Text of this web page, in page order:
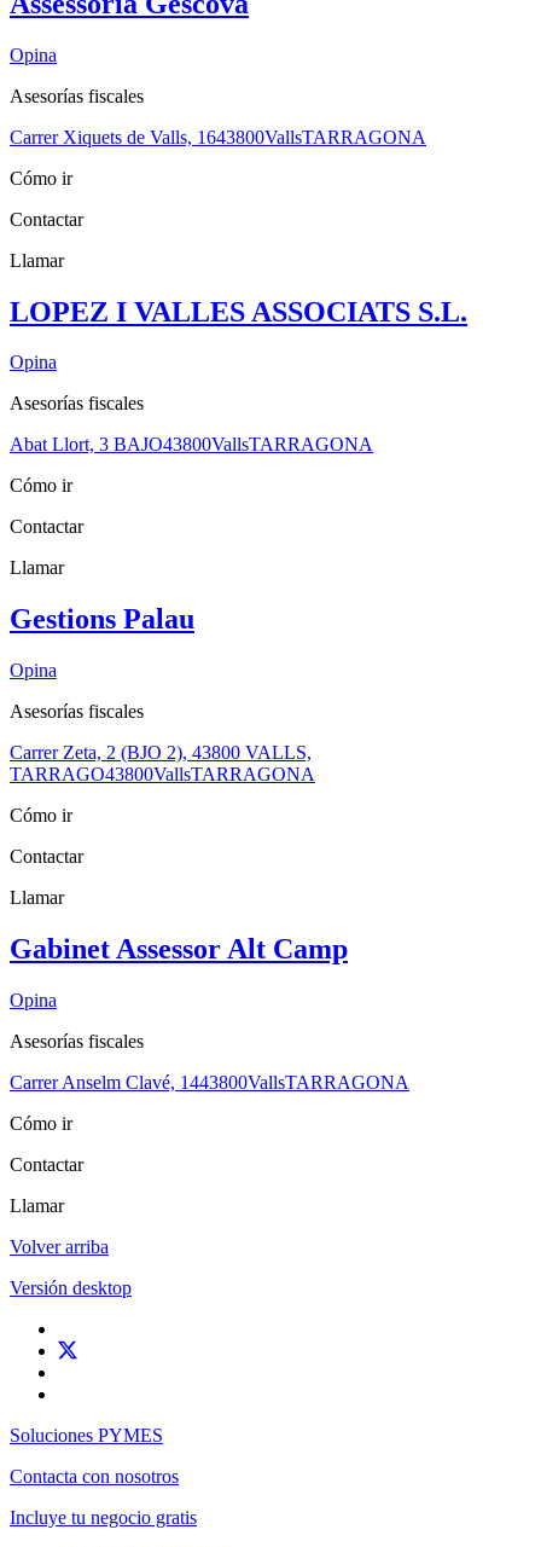
Opina
Asesorías fiscales
Carrer Xiquets de Valls, 1643800VallsTARRAGONA
Cómo ir
Contactar
Llamar
LOPEZ I VALLES ASSOCIATS S.L.
Opina
Asesorías fiscales
Abat Llort, 3 BAJO43800VallsTARRAGONA
Cómo ir
Contactar
Llamar
Gestions Palau
Opina
Asesorías fiscales
Carrer Zeta, 2 (BJO 2), 43800 VALLS,
TARRAGO43800VallsTARRAGONA
Cómo ir
Contactar
Llamar
Gabinet Assessor Alt Camp
Opina
Asesorías fiscales
Carrer Anselm Clavé, 1443800VallsTARRAGONA
Cómo ir
Contactar
Llamar
Volver arriba
Versión desktop
Soluciones PYMES
Contacta con nosotros
Incluye tu negocio gratis